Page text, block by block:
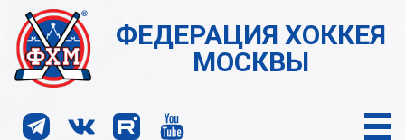
ФЕДЕРАЦИЯ ХОККЕЯ
МОСКВЫ